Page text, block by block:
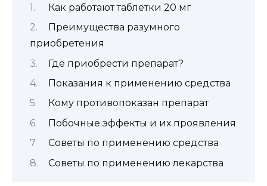
Как работают таблетки 20 мг
Преимущества разумного
приобретения
Где приобрести препарат?
Показания к применению средства
Кому противопоказан препарат
Побочные эффекты и их проявления
Советы по применению средства
Советы по применению лекарства